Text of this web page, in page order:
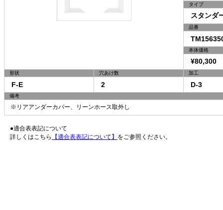
タイプ
スタンダ
品番
本体価格
¥80,300
形状 穴あけ数 加工
F-E 2 D-3
備考
※リアアンダーカバー、リーンホース取外し
●適合表表記について
詳しくはこちら
【適合表表記について】 をご参照ください。